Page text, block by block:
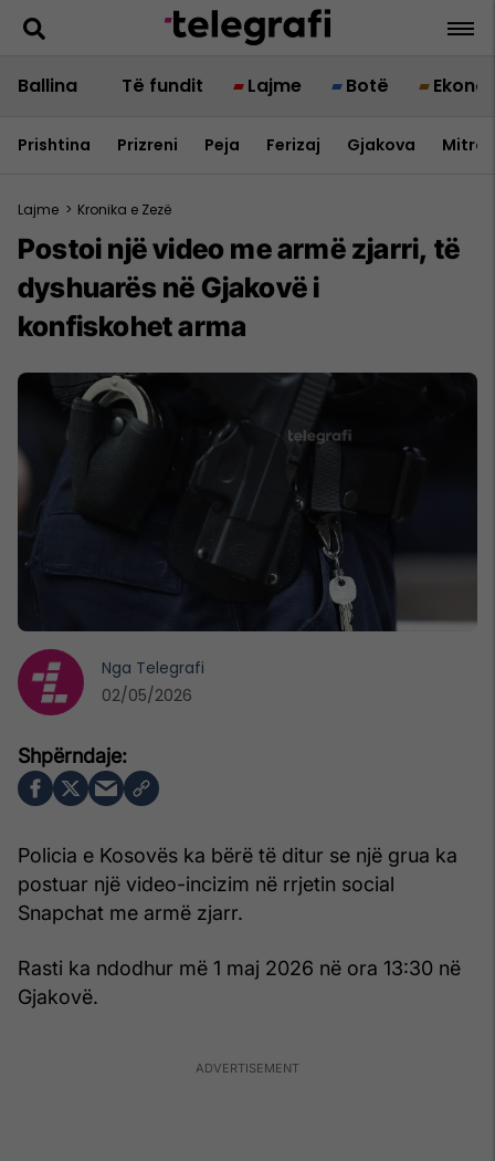
Ballina Të fundit Lajme Botë
Prishtina Prizreni Peja Ferizaj Gjakova
Lajme > Kronika e Zezë
Postoi një video me armë zjarri, të
dyshuarës në Gjakovë i
konfiskohet arma
Policia e Kosovës ka bërë të ditur se një grua ka
postuar një video-incizim në rrjetin social
Snapchat me armë zjarr.
Rasti ka ndodhur më 1 maj 2026 në ora 13:30 në
Gjakovë.
Nga Telegrafi
02/05/2026